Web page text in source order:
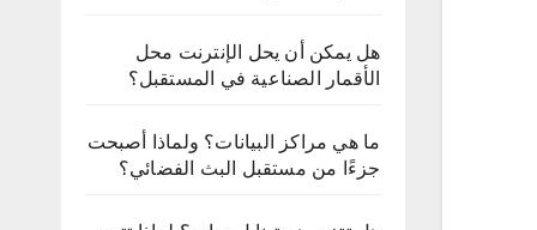
هل يمكن أن يحل الإنترنت محل
الأقمار الصناعية في المستقبل؟
ما هي مراكز البيانات؟ ولماذا أصبحت
جزءًا من مستقبل البث الفضائي؟